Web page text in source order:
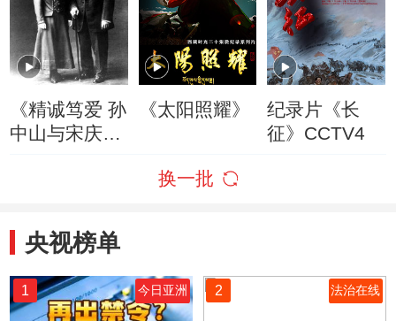
《精诚笃爱 孙
中山与宋庆
《太阳照耀》
纪录片《长
征》CCTV4
换一批
央视榜单
1 今日亚洲 2 法治在线